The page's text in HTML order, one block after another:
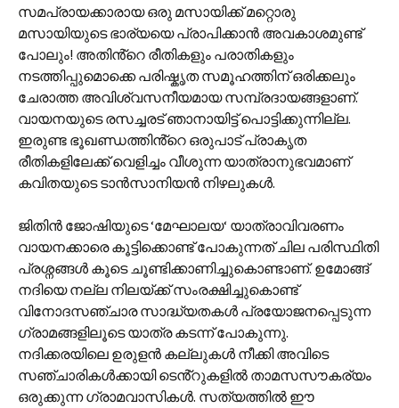
സമപ്രായക്കാരായ ഒരു മസായിക്ക് മറ്റൊരു
മസായിയുടെ ഭാര്യയെ പ്രാപിക്കാൻ അവകാശമുണ്ട്
പോലും! അതിൻ്റെ രീതികളും പരാതികളും
നടത്തിപ്പുമൊക്കെ പരിഷ്കൃത സമൂഹത്തിന് ഒരിക്കലും
ചേരാത്ത അവിശ്വസനീയമായ സമ്പ്രദായങ്ങളാണ്.
വായനയുടെ രസച്ചരട് ഞാനായിട്ട് പൊട്ടിക്കുന്നില്ല.
ഇരുണ്ട ഭൂഖണ്ഡത്തിൻ്റെ ഒരുപാട് പ്രാകൃത
രീതികളിലേക്ക് വെളിച്ചം വീശുന്ന യാത്രാനുഭവമാണ്
കവിതയുടെ ടാൻസാനിയൻ നിഴലുകൾ.
ജിതിൻ ജോഷിയുടെ ‘മേഘാലയ‘ യാത്രാവിവരണം
വായനക്കാരെ കൂട്ടിക്കൊണ്ട് പോകുന്നത് ചില പരിസ്ഥിതി
പ്രശ്നങ്ങൾ കൂടെ ചൂണ്ടിക്കാണിച്ചുകൊണ്ടാണ്. ഉമോങ്ങ്
നദിയെ നല്ല നിലയ്ക്ക് സംരക്ഷിച്ചുകൊണ്ട്
വിനോദസഞ്ചാര സാദ്ധ്യതകൾ പ്രയോജനപ്പെടുന്ന
ഗ്രാമങ്ങളിലൂടെ യാത്ര കടന്ന് പോകുന്നു.
നദിക്കരയിലെ ഉരുളൻ കല്ലുകൾ നീക്കി അവിടെ
സഞ്ചാരികൾക്കായി ടെൻ്റുകളിൽ താമസസൗകര്യം
ഒരുക്കുന്ന ഗ്രാമവാസികൾ. സത്യത്തിൽ ഈ